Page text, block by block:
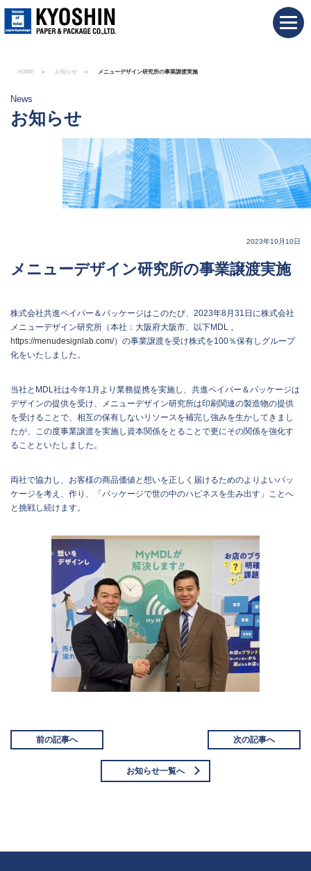
HOME お知らせ メニューデザイン研究所の事業譲渡実施
News
お知らせ
2023年10月10日
メニューデザイン研究所の事業譲渡実施
株式会社共進ペイパー＆パッケージはこのたび、2023年8月31日に株式会社
メニューデザイン研究所（本社：大阪府大阪市、以下MDL 。
https://menudesignlab.com/）の事業譲渡を受け株式を100％保有しグループ
化をいたしました。
当社とMDL社は今年1月より業務提携を実施し、共進ペイパー＆パッケージは
デザインの提供を受け、メニューデザイン研究所は印刷関連の製造物の提供
を受けることで、相互の保有しないリソースを補完し強みを生かしてきまし
たが、この度事業譲渡を実施し資本関係をとることで更にその関係を強化す
ることといたしました。
両社で協力し、お客様の商品価値と想いを正しく届けるためのよりよいパッ
ケージを考え、作り、「パッケージで世の中のハピネスを生み出す」ことへ
と挑戦し続けます。
前の記事へ 次の記事へ
お知らせ一覧へ